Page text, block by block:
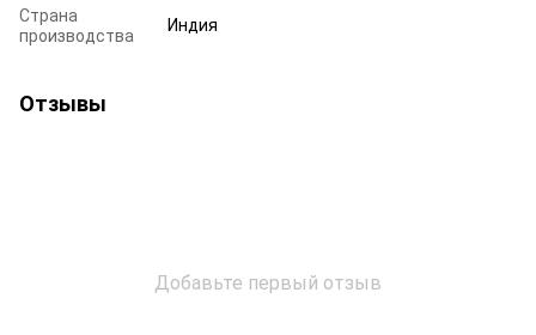
Страна
производства
Индия
Отзывы
Добавьте первый отзыв